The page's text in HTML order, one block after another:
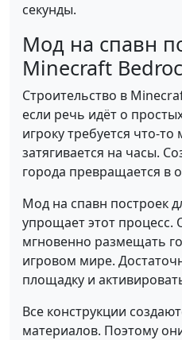
секунды.
Мод на спавн
Minecraft
Строительство в
если речь идёт о
игроку требуется что-
затягивается на часы.
города превращается в
Мод на спавн построек
упрощает этот процесс.
мгновенно размещать
игровом мире.
площадку и
Все конструкции
материалов. Поэтому